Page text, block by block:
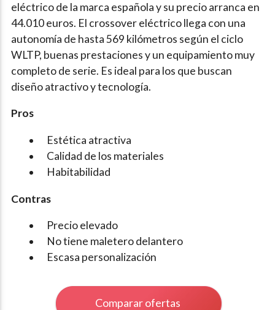
eléctrico de la marca española y su precio arranca en
44.010 euros. El crossover eléctrico llega con una
autonomía de hasta 569 kilómetros según el ciclo
WLTP, buenas prestaciones y un equipamiento muy
completo de serie. Es ideal para los que buscan
diseño atractivo y tecnología.
Pros
Estética atractiva
Calidad de los materiales
Habitabilidad
Contras
Precio elevado
No tiene maletero delantero
Escasa personalización
Comparar ofertas